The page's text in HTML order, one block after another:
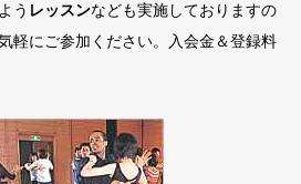
う レッスンなども実施しておりますの
軽にご参加ください。入会金＆登録料